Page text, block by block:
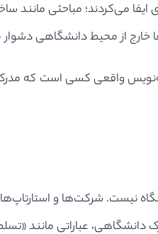
می‌کردند؛ مباحثی مانند
خارج از محیط دانشگاهی
واقعی کسی است که مدرک
نیست. شرکت‌ها و